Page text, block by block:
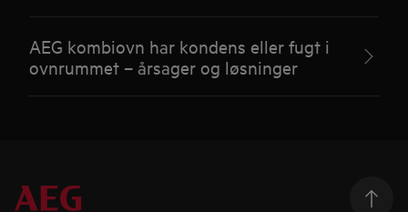
AEG kombiovn har kondens eller fugt i
ovnrummet – årsager og løsninger